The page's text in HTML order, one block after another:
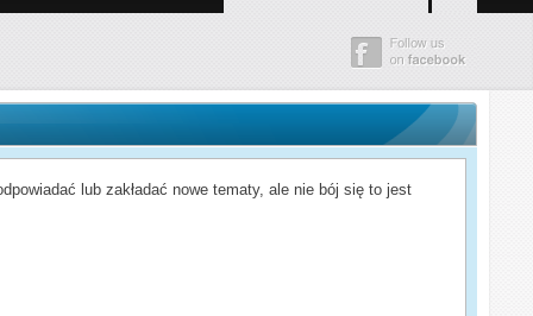
lub zakładać nowe tematy, ale nie bój się to jest